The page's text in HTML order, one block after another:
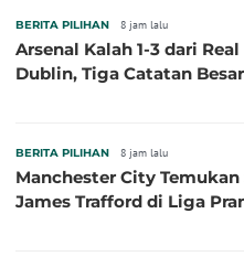
BERITA PILIHAN 8 jam lalu
Arsenal Kalah 1-3 dari
Dublin, Tiga Catatan
BERITA PILIHAN 8 jam lalu
Manchester City Temukan
James Trafford di Liga